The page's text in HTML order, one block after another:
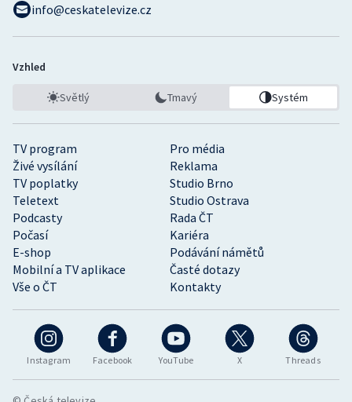
Instagram Facebook YouTube X Threads
TV program
Pro média
Živé vysílání
Reklama
TV poplatky
Studio Brno
Teletext
Studio Ostrava
Podcasty
Rada ČT
Počasí
Kariéra
E-shop
Podávání námětů
Mobilní a TV aplikace
Časté dotazy
Vše o ČT
Kontakty
info@ceskatelevize.cz
Vzhled
Světlý Tmavý Systém